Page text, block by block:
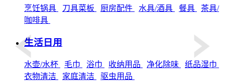
烹饪锅具 刀具菜板 厨房配件 水具/酒具 餐具
茶具/
咖啡具
生活日用
水壶/水杯 毛巾 浴巾 收纳用品 净化除味
纸品湿巾
衣物清洁
家庭清洁 驱虫用品